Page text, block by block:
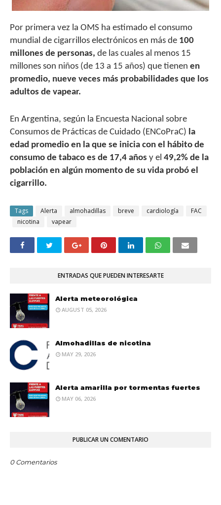
Por primera vez la OMS ha estimado el consumo
mundial de cigarrillos electrónicos en más de 100
millones de personas, de las cuales al menos 15
millones son niños (de 13 a 15 años) que tienen en
promedio, nueve veces más probabilidades que los
adultos de vapear.
En Argentina, según la Encuesta Nacional sobre
Consumos de Prácticas de Cuidado (ENCoPraC) la
edad promedio en la que se inicia con el hábito de
consumo de tabaco es de 17,4 años y el 49,2% de la
población en algún momento de su vida probó el
cigarrillo.
Tags Alerta almohadillas breve cardiología
FAC
nicotina
vapear
ENTRADAS QUE PUEDEN INTERESARTE
Alerta meteorológica
AUGUST 05, 2026
Almohadillas de nicotina
MAY 29, 2026
Alerta amarilla por tormentas fuertes
MAY 06, 2026
PUBLICAR UN COMENTARIO
0 Comentarios